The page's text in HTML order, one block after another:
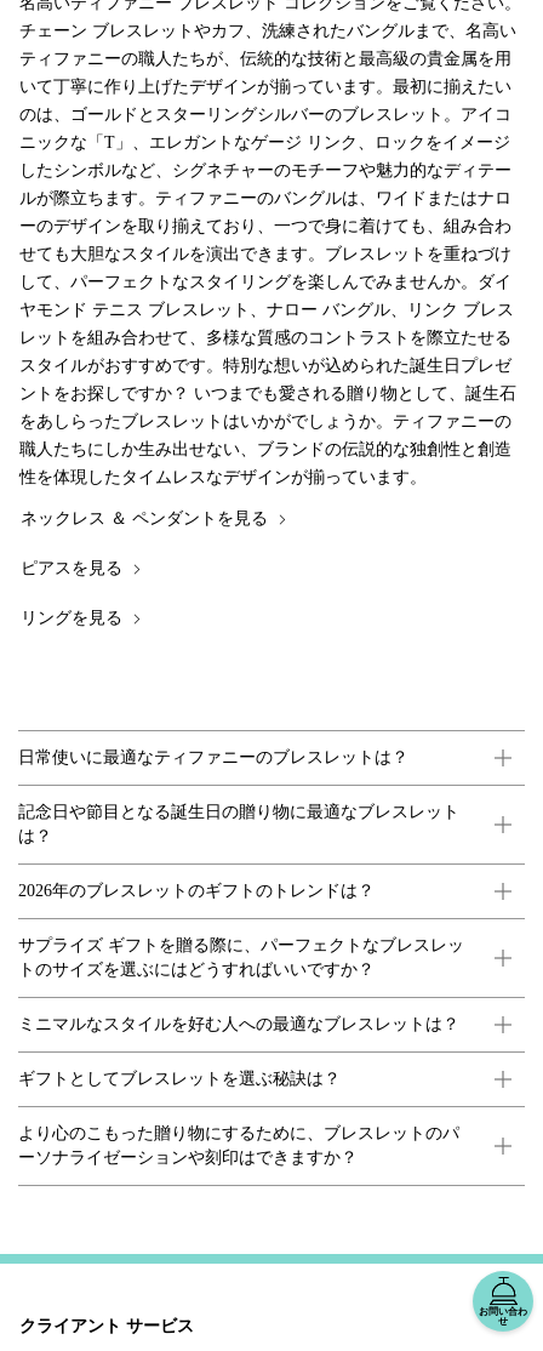
名高いティファニー ブレスレット コレクションをご覧ください。
チェーン ブレスレットやカフ、洗練されたバングルまで、名高い
ティファニーの職人たちが、伝統的な技術と最高級の貴金属を用
いて丁寧に作り上げたデザインが揃っています。最初に揃えたい
のは、ゴールドとスターリングシルバーのブレスレット。アイコ
ニックな「T」、エレガントなゲージ リンク、ロックをイメージ
したシンボルなど、シグネチャーのモチーフや魅力的なディテー
ルが際立ちます。ティファニーのバングルは、ワイドまたはナロ
ーのデザインを取り揃えており、一つで身に着けても、組み合わ
せても大胆なスタイルを演出できます。ブレスレットを重ねづけ
して、パーフェクトなスタイリングを楽しんでみませんか。ダイ
ヤモンド テニス ブレスレット、ナロー バングル、リンク ブレス
レットを組み合わせて、多様な質感のコントラストを際立たせる
スタイルがおすすめです。特別な想いが込められた誕生日プレゼ
ントをお探しですか？ いつまでも愛される贈り物として、誕生石
をあしらったブレスレットはいかがでしょうか。ティファニーの
職人たちにしか生み出せない、ブランドの伝説的な独創性と創造
性を体現したタイムレスなデザインが揃っています。
ネックレス ＆ ペンダントを見る
ピアスを見る
リングを見る
日常使いに最適なティファニーのブレスレットは？
記念日や節目となる誕生日の贈り物に最適なブレスレット
は？
2026年のブレスレットのギフトのトレンドは？
サプライズ ギフトを贈る際に、パーフェクトなブレスレッ
トのサイズを選ぶにはどうすればいいですか？
ミニマルなスタイルを好む人への最適なブレスレットは？
ギフトとしてブレスレットを選ぶ秘訣は？
より心のこもった贈り物にするために、ブレスレットのパ
ーソナライゼーションや刻印はできますか？
お問い合わ
せ
クライアント サービス